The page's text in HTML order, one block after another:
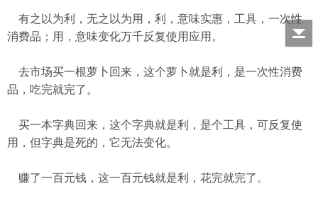
有之以为利，无之以为用，利，意味实惠，工具，一次性
消费品；用，意味变化万千反复使用应用。
去市场买一根萝卜回来，这个萝卜就是利，是一次性消费
品，吃完就完了。
买一本字典回来，这个字典就是利，是个工具，可反复使
用，但字典是死的，它无法变化。
赚了一百元钱，这一百元钱就是利，花完就完了。